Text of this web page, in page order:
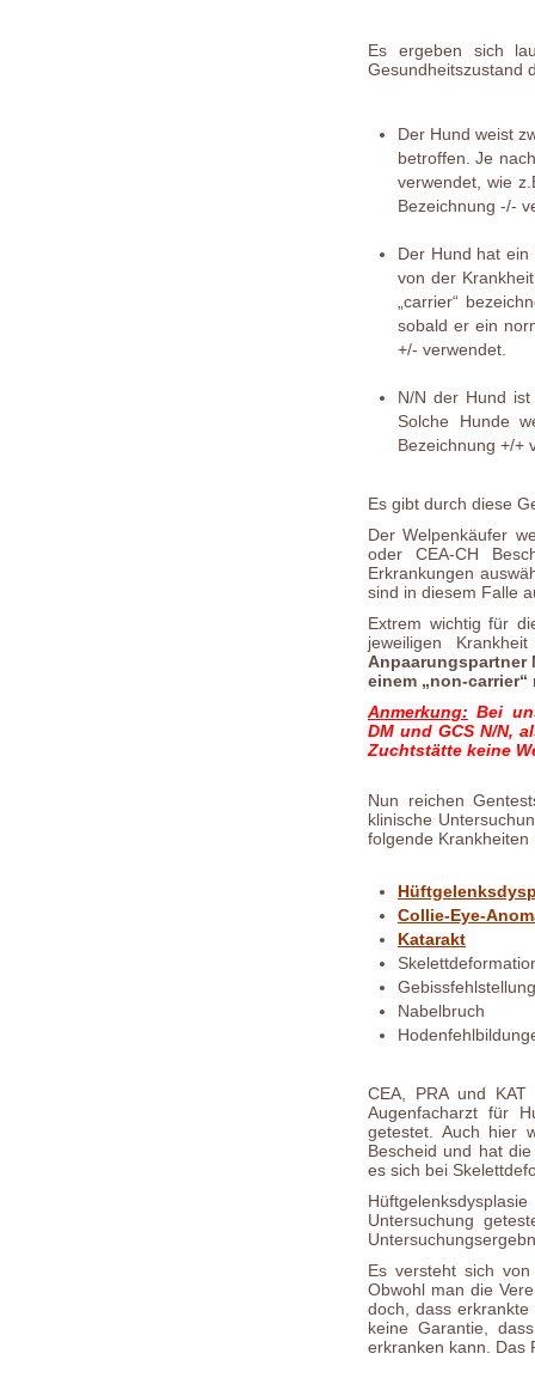
Es ergeben sich
Gesundheitszustand
Der Hund weist
betroffen. Je
verwendet, wie
Bezeichnung -/-
Der Hund hat
von der
„carrier“
sobald er ein
+/- verwendet.
N/N der Hund
Solche Hunde
Bezeichnung +/+
Es gibt durch diese
Der Welpenkäufer
oder CEA-CH
Erkrankungen
sind in diesem Falle
Extrem wichtig für
jeweiligen
Anpaarungspartner
einem „non-
Anmerkung: Bei
DM und GCS N/N,
Zuchtstätte keine
Nun reichen
klinische
folgende
Collie-Eye-
Katarakt
Nabelbruch
CEA, PRA und
Augenfacharzt für
getestet. Auch hier
Bescheid und hat
es sich bei
Untersuchung
Es versteht sich
Obwohl man die
doch, dass
keine Garantie,
erkranken kann. Das